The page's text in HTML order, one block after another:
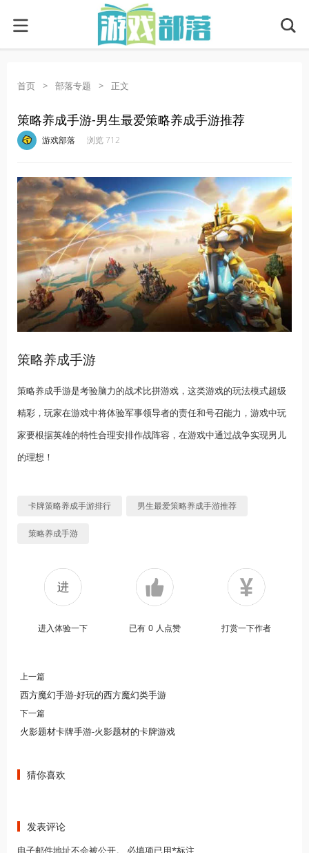
首页 > 部落专题 > 正文
策略养成手游-男生最爱策略养成手游推荐
游戏部落 浏览 712
策略养成手游
策略养成手游是考验脑力的战术比拼游戏，这类游戏的玩法模式超级
精彩，玩家在游戏中将体验军事领导者的责任和号召能力，游戏中玩
家要根据英雄的特性合理安排作战阵容，在游戏中通过战争实现男儿
的理想！
卡牌策略养成手游排行 男生最爱策略养成手游推荐
策略养成手游
进入体验一下 已有 0 人点赞 打赏一下作者
上一篇
西方魔幻手游-好玩的西方魔幻类手游
下一篇
火影题材卡牌手游-火影题材的卡牌游戏
猜你喜欢
发表评论
电子邮件地址不会被公开。 必填项已用*标注